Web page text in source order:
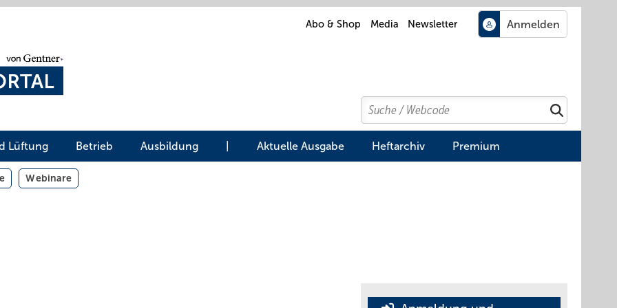
Abo & Shop Media Newsletter
Search
Suchen
Lüftung Betrieb Ausbildung Aktuelle Ausgabe Heftarchiv Premium
Webinare